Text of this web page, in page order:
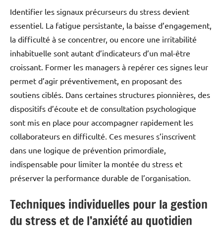
Identifier les signaux précurseurs du stress devient
essentiel. La fatigue persistante, la baisse d’engagement,
la difficulté à se concentrer, ou encore une irritabilité
inhabituelle sont autant d’indicateurs d’un mal-être
croissant. Former les managers à repérer ces signes leur
permet d’agir préventivement, en proposant des
soutiens ciblés. Dans certaines structures pionnières, des
dispositifs d’écoute et de consultation psychologique
sont mis en place pour accompagner rapidement les
collaborateurs en difficulté. Ces mesures s’inscrivent
dans une logique de prévention primordiale,
indispensable pour limiter la montée du stress et
préserver la performance durable de l’organisation.
Techniques individuelles pour la gestion
du stress et de l’anxiété au quotidien